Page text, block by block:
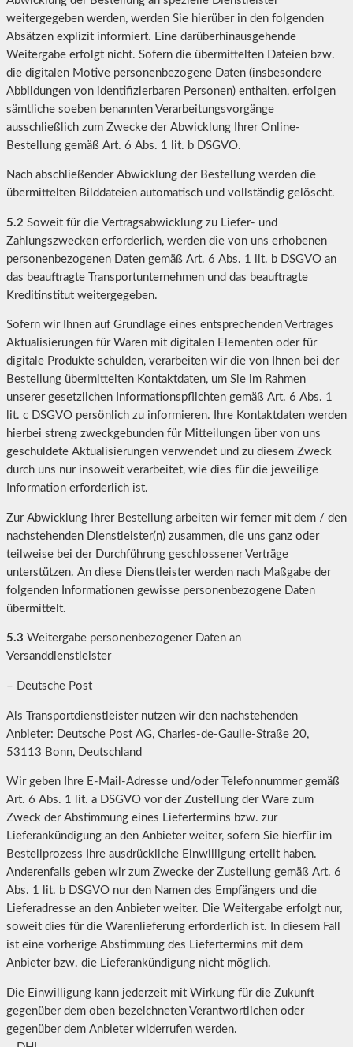
weitergegeben werden, werden Sie hierüber in den folgenden
Absätzen explizit informiert. Eine darüberhinausgehende
Weitergabe erfolgt nicht. Sofern die übermittelten Dateien bzw.
die digitalen Motive personenbezogene Daten (insbesondere
Abbildungen von identifizierbaren Personen) enthalten, erfolgen
sämtliche soeben benannten Verarbeitungsvorgänge
ausschließlich zum Zwecke der Abwicklung Ihrer Online-
Bestellung gemäß Art. 6 Abs. 1 lit. b DSGVO.
Nach abschließender Abwicklung der Bestellung werden die
übermittelten Bilddateien automatisch und vollständig gelöscht.
5.2 Soweit für die Vertragsabwicklung zu Liefer- und
Zahlungszwecken erforderlich, werden die von uns erhobenen
personenbezogenen Daten gemäß Art. 6 Abs. 1 lit. b DSGVO an
das beauftragte Transportunternehmen und das beauftragte
Kreditinstitut weitergegeben.
Sofern wir Ihnen auf Grundlage eines entsprechenden Vertrages
Aktualisierungen für Waren mit digitalen Elementen oder für
digitale Produkte schulden, verarbeiten wir die von Ihnen bei der
Bestellung übermittelten Kontaktdaten, um Sie im Rahmen
unserer gesetzlichen Informationspflichten gemäß Art. 6 Abs. 1
lit. c DSGVO persönlich zu informieren. Ihre Kontaktdaten werden
hierbei streng zweckgebunden für Mitteilungen über von uns
geschuldete Aktualisierungen verwendet und zu diesem Zweck
durch uns nur insoweit verarbeitet, wie dies für die jeweilige
Information erforderlich ist.
Zur Abwicklung Ihrer Bestellung arbeiten wir ferner mit dem / den
nachstehenden Dienstleister(n) zusammen, die uns ganz oder
teilweise bei der Durchführung geschlossener Verträge
unterstützen. An diese Dienstleister werden nach Maßgabe der
folgenden Informationen gewisse personenbezogene Daten
übermittelt.
5.3 Weitergabe personenbezogener Daten an
Versanddienstleister
– Deutsche Post
Als Transportdienstleister nutzen wir den nachstehenden
Anbieter: Deutsche Post AG, Charles-de-Gaulle-Straße 20,
53113 Bonn, Deutschland
Wir geben Ihre E-Mail-Adresse und/oder Telefonnummer gemäß
Art. 6 Abs. 1 lit. a DSGVO vor der Zustellung der Ware zum
Zweck der Abstimmung eines Liefertermins bzw. zur
Lieferankündigung an den Anbieter weiter, sofern Sie hierfür im
Bestellprozess Ihre ausdrückliche Einwilligung erteilt haben.
Anderenfalls geben wir zum Zwecke der Zustellung gemäß Art. 6
Abs. 1 lit. b DSGVO nur den Namen des Empfängers und die
Lieferadresse an den Anbieter weiter. Die Weitergabe erfolgt nur,
soweit dies für die Warenlieferung erforderlich ist. In diesem Fall
ist eine vorherige Abstimmung des Liefertermins mit dem
Anbieter bzw. die Lieferankündigung nicht möglich.
Die Einwilligung kann jederzeit mit Wirkung für die Zukunft
gegenüber dem oben bezeichneten Verantwortlichen oder
gegenüber dem Anbieter widerrufen werden.